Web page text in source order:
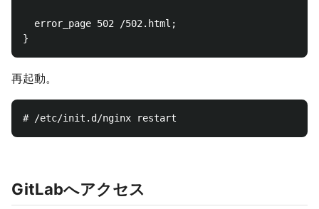
  error_page 502 /502.html;
再起動。
GitLabへアクセス